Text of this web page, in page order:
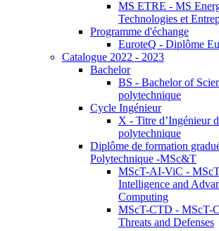
MS ETRE - MS
Technologies et
Programme d'échange
EuroteQ - Diplôme
Catalogue 2022 - 2023
Bachelor
BS - Bachelor of
polytechnique
Cycle Ingénieur
X - Titre d’Ingénieur
polytechnique
Diplôme de formation
Polytechnique -MSc&T
MScT-AI-ViC -
Intelligence and
Computing
MScT-CTD - MScT-
Threats and Defenses